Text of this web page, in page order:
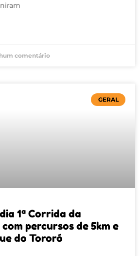
comentário
GERAL
1ª Corrida da
percursos de 5km e
do Tororó